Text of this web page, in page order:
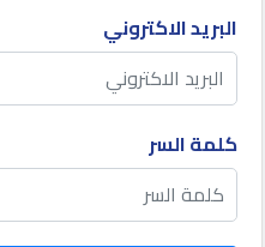
كيو
كارز
كيو
ماركت
البريد الاكتروني
كلمة السر